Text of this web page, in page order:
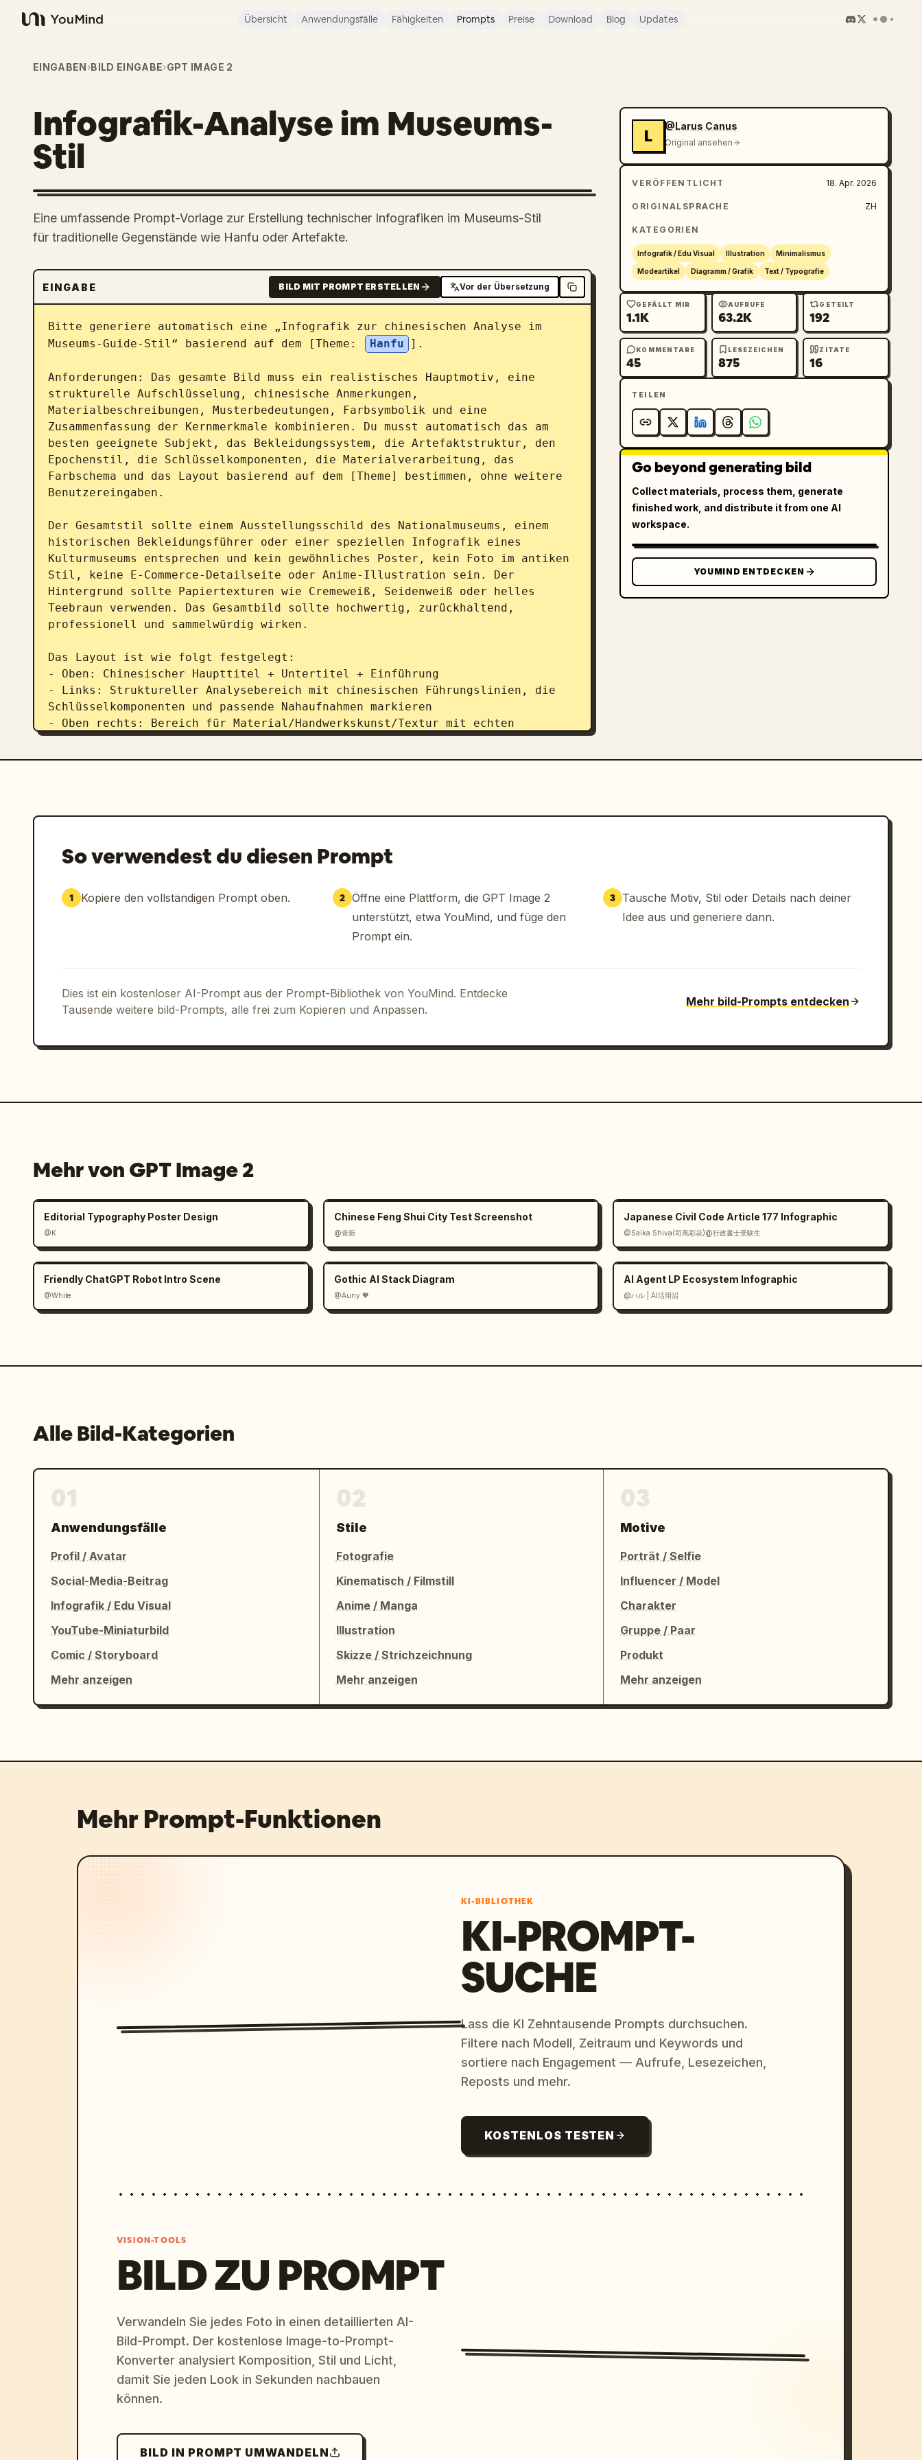
YouMind
Übersicht Anwendungsfälle Fähigkeiten Prompts Preise Download Blog Updates
EINGABEN›BILD EINGABE›GPT IMAGE 2
Infografik-Analyse im Museums-
Stil
Eine umfassende Prompt-Vorlage zur Erstellung technischer Infografiken im Museums-Stil
für traditionelle Gegenstände wie Hanfu oder Artefakte.
EINGABE BILD MIT PROMPT ERSTELLEN Vor der Übersetzung
Bitte generiere automatisch eine „Infografik zur chinesischen Analyse im
Museums-Guide-Stil“ basierend auf dem [Theme:
Hanfu ].
Anforderungen: Das gesamte Bild muss ein realistisches Hauptmotiv, eine
strukturelle Aufschlüsselung, chinesische Anmerkungen,
Materialbeschreibungen, Musterbedeutungen, Farbsymbolik und eine
Zusammenfassung der Kernmerkmale kombinieren. Du musst automatisch das am
besten geeignete Subjekt, das Bekleidungssystem, die Artefaktstruktur, den
Epochenstil, die Schlüsselkomponenten, die Materialverarbeitung, das
Farbschema und das Layout basierend auf dem [Theme] bestimmen, ohne weitere
Benutzereingaben.
Der Gesamtstil sollte einem Ausstellungsschild des Nationalmuseums, einem
historischen Bekleidungsführer oder einer speziellen Infografik eines
Kulturmuseums entsprechen und kein gewöhnliches Poster, kein Foto im antiken
Stil, keine E-Commerce-Detailseite oder Anime-Illustration sein. Der
Hintergrund sollte Papiertexturen wie Cremeweiß, Seidenweiß oder helles
Teebraun verwenden. Das Gesamtbild sollte hochwertig, zurückhaltend,
professionell und sammelwürdig wirken.
Das Layout ist wie folgt festgelegt:
- Oben: Chinesischer Haupttitel + Untertitel + Einführung
- Links: Struktureller Analysebereich mit chinesischen Führungslinien, die
Schlüsselkomponenten und passende Nahaufnahmen markieren
- Oben rechts: Bereich für Material/Handwerkskunst/Textur mit echten
Texturmustern und Beschreibungen
- Mitte rechts: Bereich für Muster/Farbe/Bedeutung mit der Hauptfarbpalette,
Ganzkörper-Stehpose einer echten Person als zentrales Motiv; wenn es besser
für Artefakte geeignet ist, verwende eine zentrale Objektaufschlüsselung,
behalte aber das vollständige chinesische Infografik-Format bei. Der gesamte
Text muss in vereinfachtem Chinesisch verfasst, klar, ordentlich und lesbar
sein, ohne fehlerhafte Zeichen oder Tippfehler.
L
@Larus Canus
Original ansehen
VERÖFFENTLICHT 18. Apr. 2026
ORIGINALSPRACHE ZH
KATEGORIEN
Infografik / Edu Visual Illustration Minimalismus
Modeartikel Diagramm / Grafik Text / Typografie
GEFÄLLT MIR
1.1K
AUFRUFE
63.2K
GETEILT
192
KOMMENTARE
45
LESEZEICHEN
875
ZITATE
16
TEILEN
Go beyond generating bild
Collect materials, process them, generate
finished work, and distribute it from one AI
workspace.
YOUMIND ENTDECKEN
So verwendest du diesen Prompt
1 Kopiere den vollständigen Prompt oben. 2 Öffne eine Plattform, die GPT Image 2
unterstützt, etwa YouMind, und füge den
Prompt ein.
3
Tausche Motiv, Stil oder Details nach deiner
Idee aus und generiere dann.
Dies ist ein kostenloser AI-Prompt aus der Prompt-Bibliothek von YouMind. Entdecke
Tausende weitere bild-Prompts, alle frei zum Kopieren und Anpassen.
Mehr bild-Prompts entdecken
Mehr von GPT Image 2
Editorial Typography Poster Design
@K
Chinese Feng Shui City Test Screenshot
@壹新
Japanese Civil Code Article 177 Infographic
@Saika Shiva(司馬彩花)@行政書士受験生
Friendly ChatGPT Robot Intro Scene
@White
Gothic AI Stack Diagram
@Auny 🧡
AI Agent LP Ecosystem Infographic
@ハル | AI活用沼
Alle Bild-Kategorien
Anwendungsfälle
Profil / Avatar
Social-Media-Beitrag
Infografik / Edu Visual
YouTube-Miniaturbild
Comic / Storyboard
Mehr anzeigen
Stile
Fotografie
Kinematisch / Filmstill
Anime / Manga
Illustration
Skizze / Strichzeichnung
Mehr anzeigen
Motive
Porträt / Selfie
Influencer / Model
Charakter
Gruppe / Paar
Produkt
Mehr anzeigen
Mehr Prompt-Funktionen
KI-BIBLIOTHEK
KI-PROMPT-
SUCHE
Lass die KI Zehntausende Prompts durchsuchen.
Filtere nach Modell, Zeitraum und Keywords und
sortiere nach Engagement — Aufrufe, Lesezeichen,
Reposts und mehr.
KOSTENLOS TESTEN
VISION-TOOLS
BILD ZU PROMPT
Verwandeln Sie jedes Foto in einen detaillierten AI-
Bild-Prompt. Der kostenlose Image-to-Prompt-
Konverter analysiert Komposition, Stil und Licht,
damit Sie jeden Look in Sekunden nachbauen
können.
BILD IN PROMPT UMWANDELN